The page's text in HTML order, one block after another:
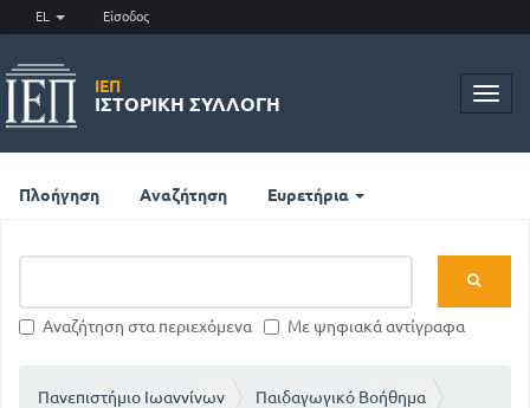
EL Είσοδος
ΙΕΠ
ΙΣΤΟΡΙΚΉ ΣΥΛΛΟΓΉ
Πλοήγηση Αναζήτηση Ευρετήρια
Αναζήτηση στα περιεχόμενα Με ψηφιακά αντίγραφα
Πανεπιστήμιο Ιωαννίνων Παιδαγωγικό Βοήθημα